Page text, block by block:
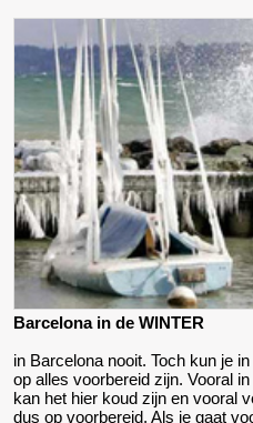
Barcelona in
in Barcelona nooit. Toch kun je
op alles voorbereid zijn. Vooral
kan het hier koud zijn en vooral
dus op voorbereid. Als je gaat